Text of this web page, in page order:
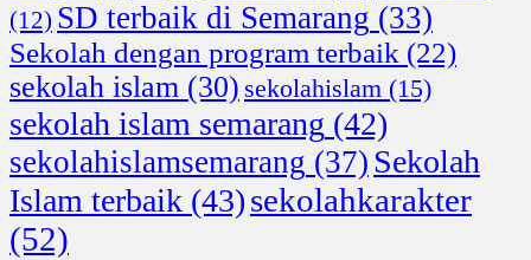
(12) SD terbaik di Semarang (33)
Sekolah dengan program terbaik (22)
sekolah islam (30) sekolahislam (15)
sekolah islam semarang (42)
sekolahislamsemarang (37) Sekolah
Islam terbaik (43)sekolahkarakter
(52)